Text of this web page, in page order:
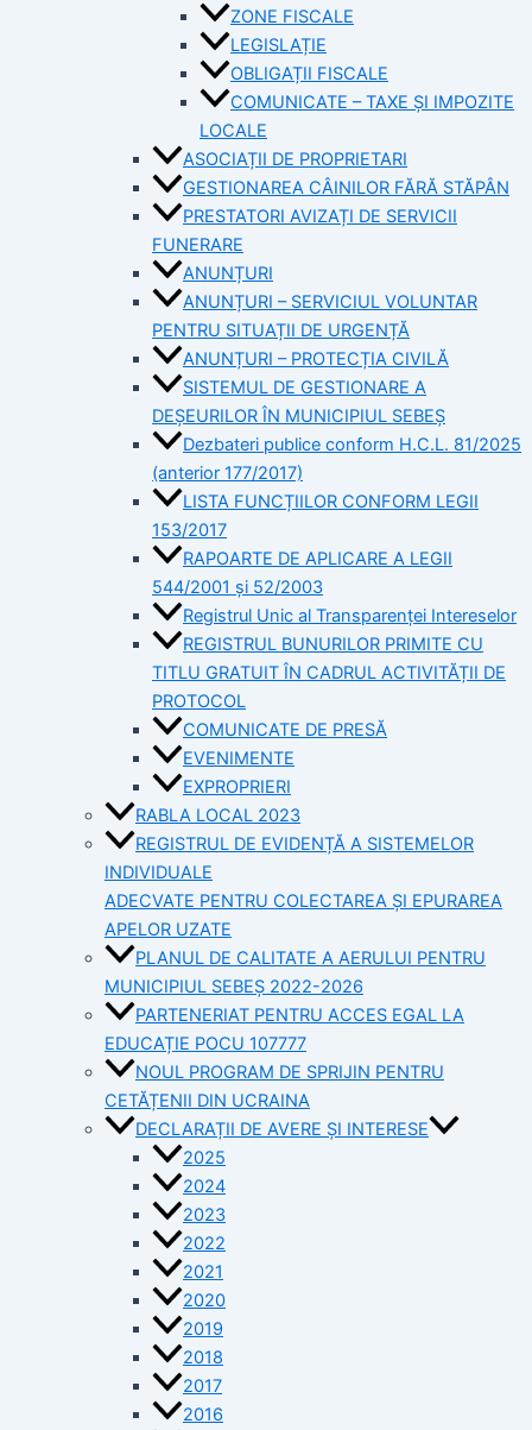
ZONE FISCALE
LEGISLAȚIE
OBLIGAȚII FISCALE
COMUNICATE – TAXE ȘI IMPOZITE
LOCALE
ASOCIAȚII DE PROPRIETARI
GESTIONAREA CÂINILOR FĂRĂ STĂPÂN
PRESTATORI AVIZAȚI DE SERVICII
FUNERARE
ANUNȚURI
ANUNȚURI – SERVICIUL VOLUNTAR
PENTRU SITUAȚII DE URGENȚĂ
ANUNȚURI – PROTECȚIA CIVILĂ
SISTEMUL DE GESTIONARE A
DEȘEURILOR ÎN MUNICIPIUL SEBEȘ
Dezbateri publice conform H.C.L. 81/2025
(anterior 177/2017)
LISTA FUNCȚIILOR CONFORM LEGII
153/2017
RAPOARTE DE APLICARE A LEGII
544/2001 și 52/2003
Registrul Unic al Transparenței Intereselor
REGISTRUL BUNURILOR PRIMITE CU
TITLU GRATUIT ÎN CADRUL ACTIVITĂȚII DE
PROTOCOL
COMUNICATE DE PRESĂ
EVENIMENTE
EXPROPRIERI
RABLA LOCAL 2023
REGISTRUL DE EVIDENȚĂ A SISTEMELOR
INDIVIDUALE
ADECVATE PENTRU COLECTAREA ȘI EPURAREA
APELOR UZATE
PLANUL DE CALITATE A AERULUI PENTRU
MUNICIPIUL SEBEȘ 2022-2026
PARTENERIAT PENTRU ACCES EGAL LA
EDUCAȚIE POCU 107777
NOUL PROGRAM DE SPRIJIN PENTRU
CETĂȚENII DIN UCRAINA
DECLARAȚII DE AVERE ȘI INTERESE
2025
2024
2023
2022
2021
2020
2019
2018
2017
2016